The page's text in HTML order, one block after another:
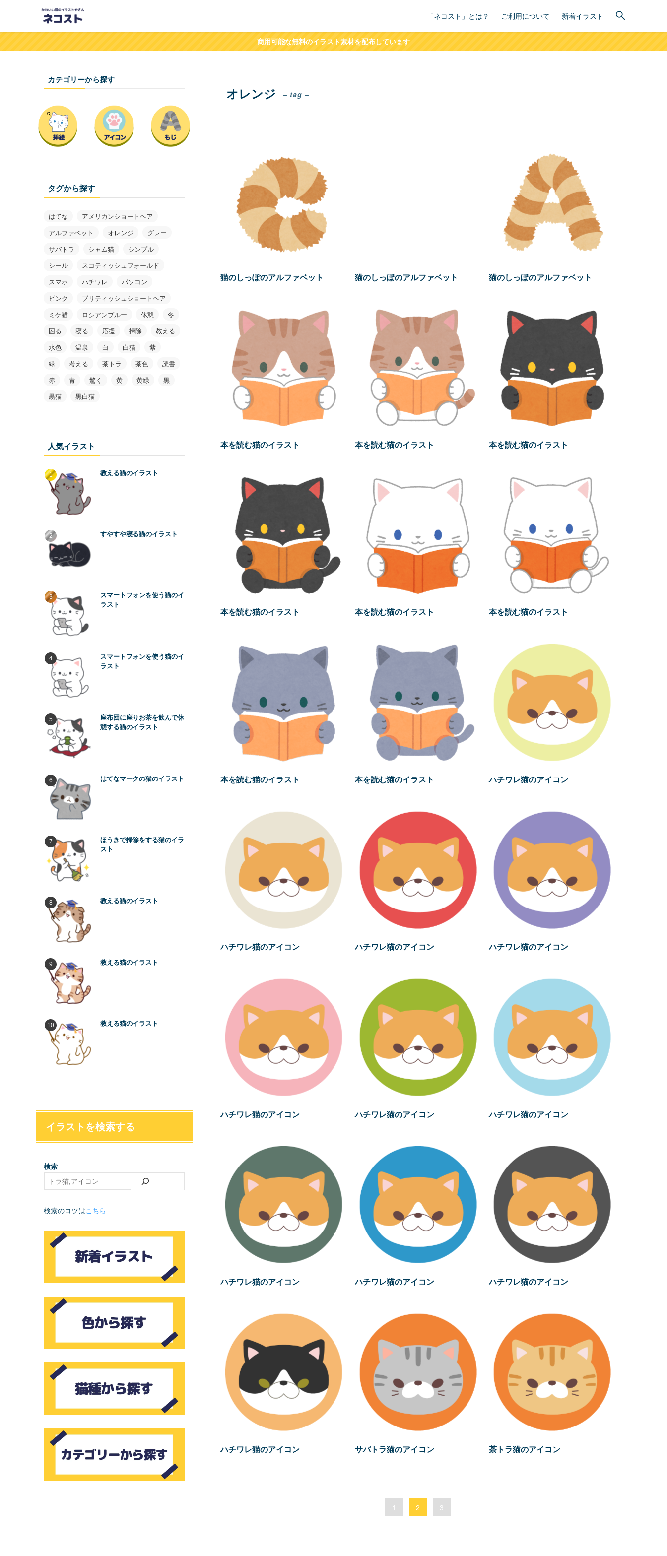
「ネコスト」とは？ ご利用について 新着イラスト
商用可能な無料のイラスト素材を配布しています
オレンジ – tag –
猫のしっぽのアルファベット 猫のしっぽのアルファベット 猫のしっぽのアルファベット
本を読む猫のイラスト 本を読む猫のイラスト 本を読む猫のイラスト
本を読む猫のイラスト 本を読む猫のイラスト 本を読む猫のイラスト
本を読む猫のイラスト 本を読む猫のイラスト ハチワレ猫のアイコン
ハチワレ猫のアイコン ハチワレ猫のアイコン ハチワレ猫のアイコン
ハチワレ猫のアイコン ハチワレ猫のアイコン ハチワレ猫のアイコン
ハチワレ猫のアイコン ハチワレ猫のアイコン ハチワレ猫のアイコン
ハチワレ猫のアイコン サバトラ猫のアイコン 茶トラ猫のアイコン
1 2 3
カテゴリーから探す
タグから探す
はてな
アメリカンショートヘア
アルファベット
オレンジ
グレー
サバトラ
シャム猫
シンプル
シール
スコティッシュフォールド
スマホ
ハチワレ
パソコン
ピンク
ブリティッシュショートヘア
ミケ猫
ロシアンブルー 休憩
冬
困る
寝る 応援 掃除
教える
水色
温泉 白 白猫
紫
緑
考える 茶トラ 茶色
読書
赤
青 驚く 黄 黄緑
黒
黒猫
黒白猫
人気イラスト
教える猫のイラスト
すやすや寝る猫のイラスト
スマートフォンを使う猫のイ
ラスト
スマートフォンを使う猫のイ
ラスト
座布団に座りお茶を飲んで休
憩する猫のイラスト
はてなマークの猫のイラスト
ほうきで掃除をする猫のイラ
スト
教える猫のイラスト
教える猫のイラスト
教える猫のイラスト
イラストを検索する
検索
検索のコツはこちら